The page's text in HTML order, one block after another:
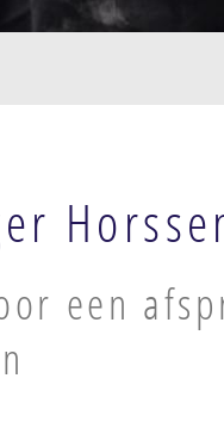
een